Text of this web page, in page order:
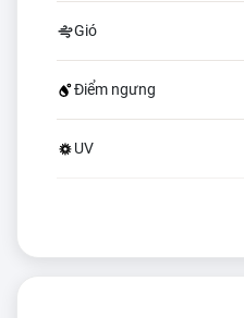
Gió
Điểm ngưng
UV